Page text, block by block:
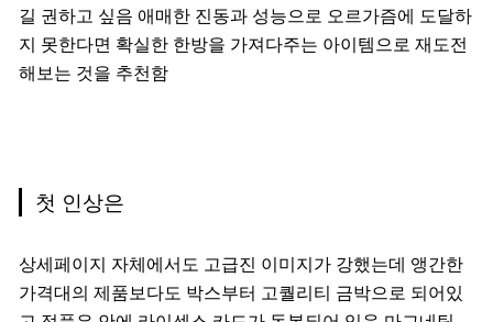
길 권하고 싶음 애매한 진동과 성능으로 오르가즘에 도달하
지 못한다면 확실한 한방을 가져다주는 아이템으로 재도전
해보는 것을 추천함
첫 인상은
상세페이지 자체에서도 고급진 이미지가 강했는데 앵간한
가격대의 제품보다도 박스부터 고퀄리티 금박으로 되어있